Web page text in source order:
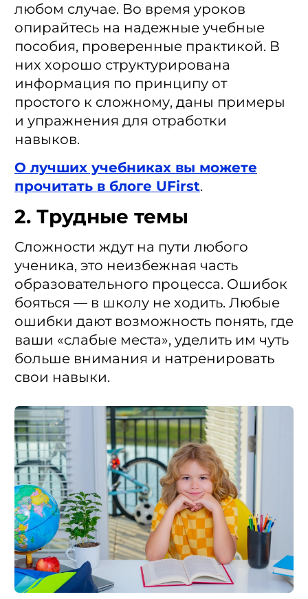
любом случае. Во время уроков
опирайтесь на надежные учебные
пособия, проверенные практикой. В
них хорошо структурирована
информация по принципу от
простого к сложному, даны примеры
и упражнения для отработки
навыков.
О лучших учебниках вы можете
прочитать в блоге UFirst.
2. Трудные темы
Сложности ждут на пути любого
ученика, это неизбежная часть
образовательного процесса. Ошибок
бояться — в школу не ходить. Любые
ошибки дают возможность понять, где
ваши «слабые места», уделить им чуть
больше внимания и натренировать
свои навыки.